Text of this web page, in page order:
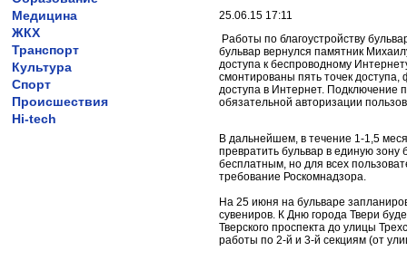
Медицина
ЖКХ
Транспорт
Культура
Спорт
Происшествия
Hi-tech
25.06.15 17:11
Работы по благоустройству
бульвар вернулся памятник
доступа к беспроводному
смонтированы пять точек
доступа в Интернет. Подключение
обязательной авторизации
В дальнейшем, в течение 1-1,5
превратить бульвар в единую зону
бесплатным, но для всех
требование Роскомнадзора.
На 25 июня на бульваре
сувениров. К Дню города Твери
Тверского проспекта до улицы
работы по 2-й и 3-й секциям (от